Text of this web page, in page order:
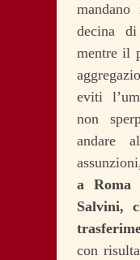
decina
mentre il
eviti
non
andare
a
Salvini,
con